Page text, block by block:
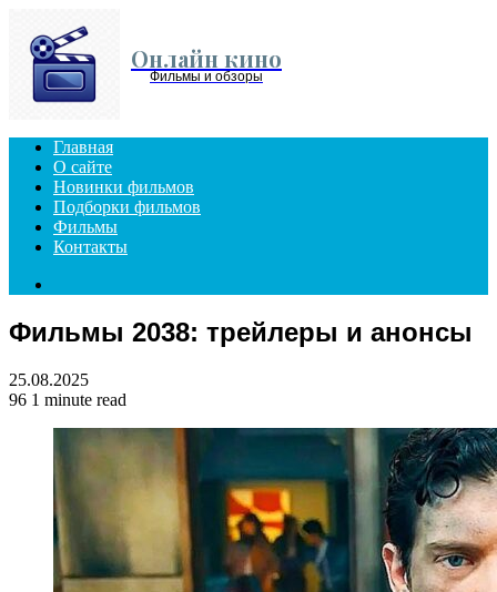
Онлайн кино
Фильмы и обзоры
Главная
О сайте
Новинки фильмов
Подборки фильмов
Фильмы
Контакты
Фильмы 2038: трейлеры и анонсы
25.08.2025
96 1 minute read